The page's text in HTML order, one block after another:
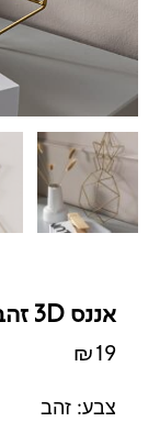
אננס 3D זהב
₪19
צבע: זהב